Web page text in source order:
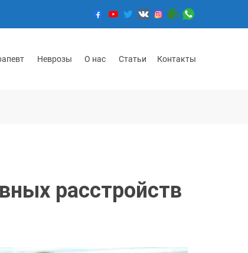
Неврозы О нас Статьи Контакты
расстройств